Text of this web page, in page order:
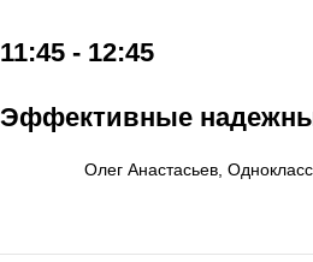
11:45 - 12:45
Эффективные
Олег Анастасьев,